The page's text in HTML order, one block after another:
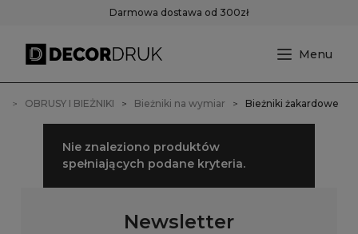
Darmowa dostawa od 300zł
OBRUSY I BIEŻNIKI Bieżniki na wymiar Bieżniki żakardowe
Nie znaleziono produktów
spełniających podane kryteria.
Newsletter